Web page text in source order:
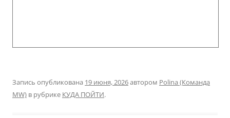
Запись опубликована 19 июня, 2026автором Polina (Команда
MW) в рубрике КУДА ПОЙТИ.